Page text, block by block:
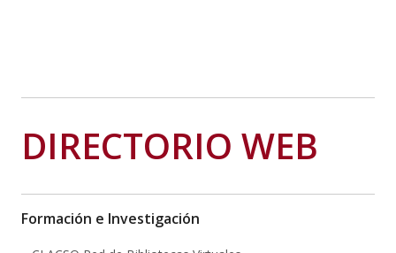
DIRECTORIO WEB
Formación e Investigación